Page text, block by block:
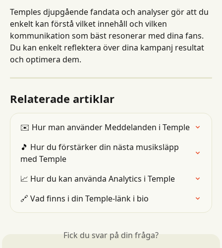
Temples djupgående fandata och analyser gör att du
enkelt kan förstå vilket innehåll och vilken
kommunikation som bäst resonerar med dina fans.
Du kan enkelt reflektera över dina kampanj resultat
och optimera dem.
Relaterade artiklar
✉️ Hur man använder Meddelanden i Temple
🎵 Hur du förstärker din nästa musiksläpp
med Temple
📈 Hur du kan använda Analytics i Temple
🔗 Vad finns i din Temple-länk i bio
Fick du svar på din fråga?